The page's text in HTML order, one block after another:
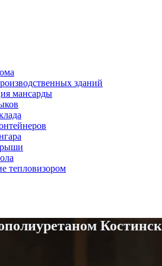
зданий
мансарды
тепловизором